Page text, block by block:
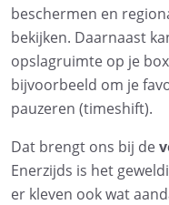
beschermen en
bekijken. Daarnaast
opslagruimte op je
bijvoorbeeld om je
pauzeren (timeshift).
Dat brengt ons bij de
Enerzijds is het
er kleven ook wat